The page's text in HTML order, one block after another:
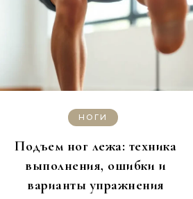
НОГИ
Подъем ног лежа: техника
выполнения, ошибки и
варианты упражнения